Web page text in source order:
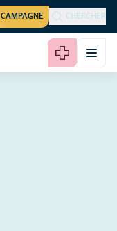
CAMPAGNE CHERCHER